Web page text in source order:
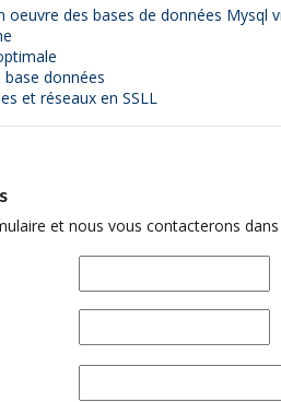
oeuvre des bases de données Mysql
données
et réseaux en SSLL
et nous vous contacterons